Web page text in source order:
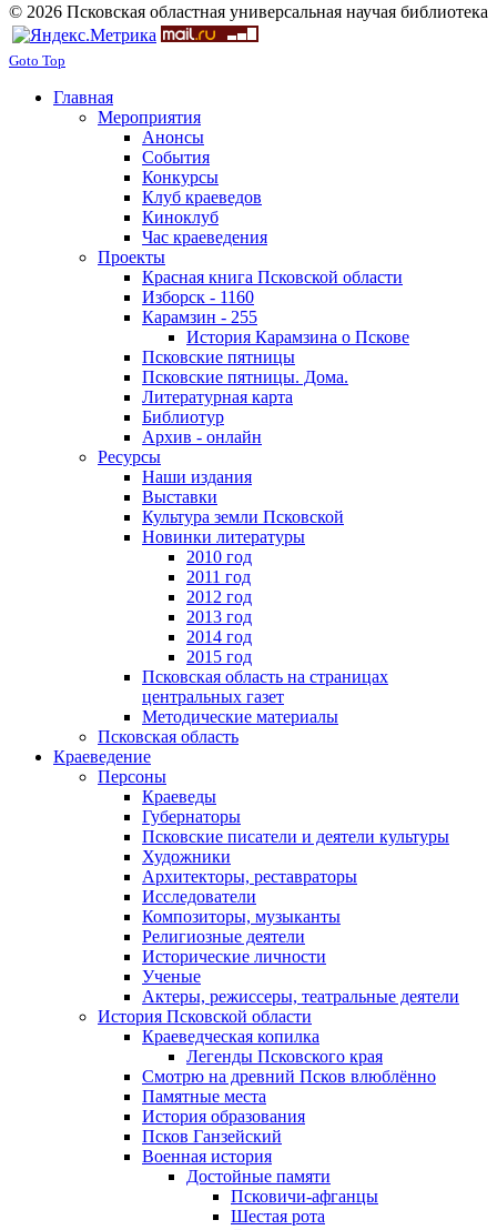
© 2026 Псковская областная универсальная научая библиотека
Goto Top
Главная
Мероприятия
Анонсы
События
Конкурсы
Клуб краеведов
Киноклуб
Час краеведения
Проекты
Красная книга Псковской области
Изборск - 1160
Карамзин - 255
История Карамзина о Пскове
Псковские пятницы
Псковские пятницы. Дома.
Литературная карта
Библиотур
Архив - онлайн
Ресурсы
Наши издания
Выставки
Культура земли Псковской
Новинки литературы
2010 год
2011 год
2012 год
2013 год
2014 год
2015 год
Псковская область на страницах
центральных газет
Методические материалы
Псковская область
Краеведение
Персоны
Краеведы
Губернаторы
Псковские писатели и деятели культуры
Художники
Архитекторы, реставраторы
Исследователи
Композиторы, музыканты
Религиозные деятели
Исторические личности
Ученые
Актеры, режиссеры, театральные деятели
История Псковской области
Краеведческая копилка
Легенды Псковского края
Смотрю на древний Псков влюблённо
Памятные места
История образования
Псков Ганзейский
Военная история
Достойные памяти
Псковичи-афганцы
Шестая рота